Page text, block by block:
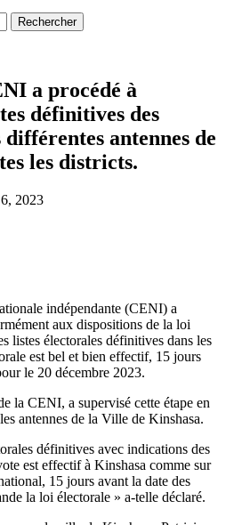
a procédé à
définitives des
différentes antennes de
les districts.
2023
indépendante (CENI) a
aux dispositions de la loi
listes électorales définitives dans les
est bel et bien effectif, 15 jours
le 20 décembre 2023.
la CENI, a supervisé cette étape en
antennes de la Ville de Kinshasa.
définitives avec indications des
est effectif à Kinshasa comme sur
15 jours avant la date des
la loi électorale » a-telle déclaré.